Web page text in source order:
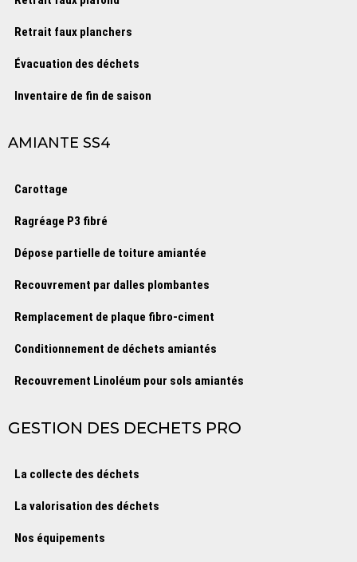
Retrait faux planchers
Évacuation des déchets
Inventaire de fin de saison
AMIANTE SS4
Carottage
Ragréage P3 fibré
Dépose partielle de toiture amiantée
Recouvrement par dalles plombantes
Remplacement de plaque fibro-ciment
Conditionnement de déchets amiantés
Recouvrement Linoléum pour sols amiantés
GESTION DES DECHETS PRO
La collecte des déchets
La valorisation des déchets
Nos équipements